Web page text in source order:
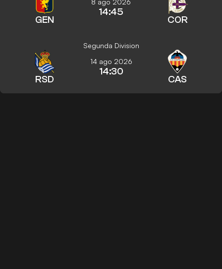
GEN
8 ago 2026
14:45
COR
Segunda Division
RSD
14 ago 2026
14:30
CAS